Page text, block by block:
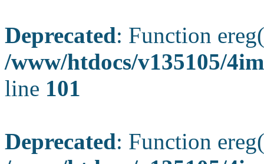
Deprecated: Function
/www/htdocs/v135105/
line 101
Deprecated: Function